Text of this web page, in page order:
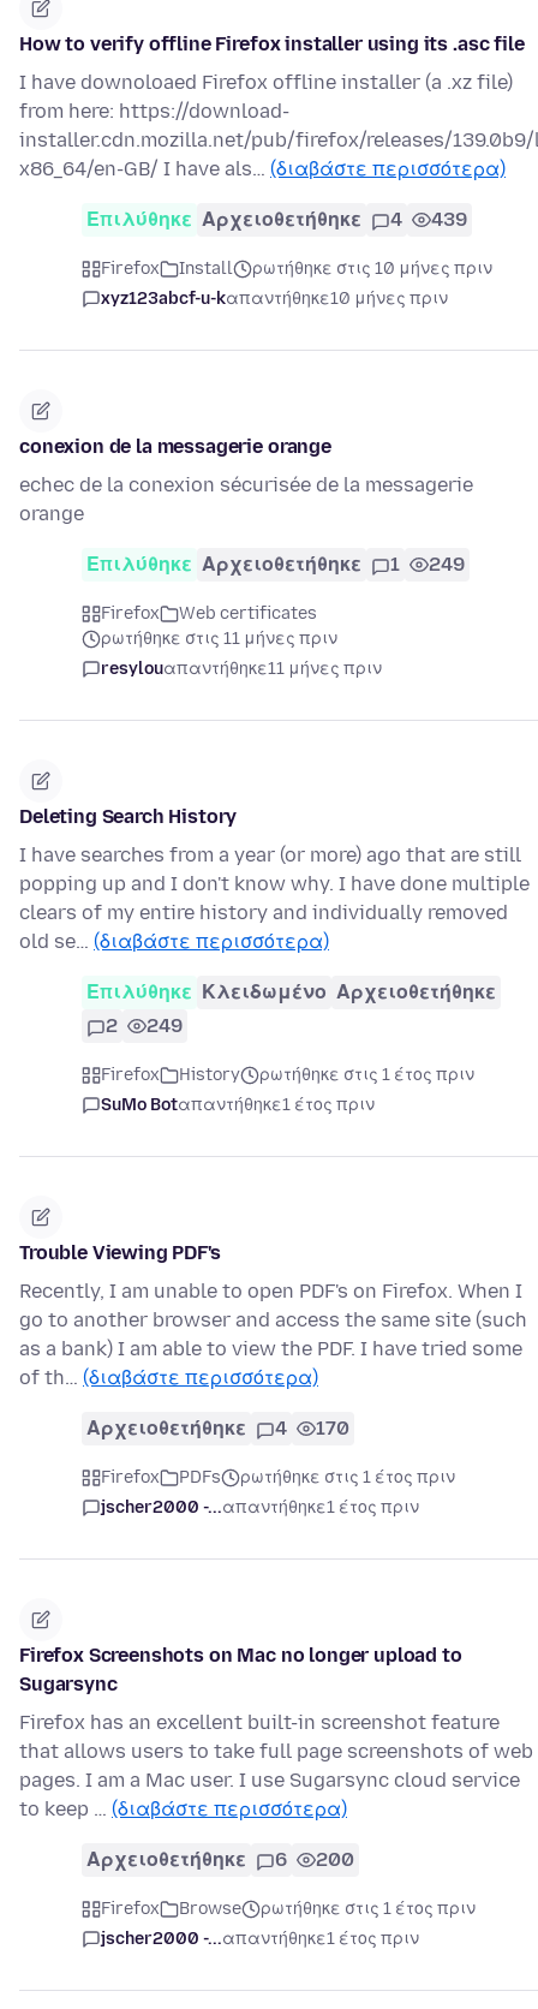
How to verify offline Firefox installer using its .asc file
I have downoloaed Firefox offline installer (a .xz file)
from here: https://download-
installer.cdn.mozilla.net/pub/firefox/releases/
x86_64/en-GB/ I have als… (διαβάστε περισσότερα)
Επιλύθηκε Αρχειοθετήθηκε 4 439
Firefox Install
ρωτήθηκε στις 10 μήνες πριν
xyz123abcf-u-kαπαντήθηκε10 μήνες πριν
conexion de la messagerie orange
echec de la conexion sécurisée de la messagerie
orange
Επιλύθηκε Αρχειοθετήθηκε 1 249
Firefox
Web certificates
ρωτήθηκε στις 11 μήνες πριν
resylouαπαντήθηκε11 μήνες πριν
Deleting Search History
I have searches from a year (or more) ago that are still
popping up and I don't know why. I have done multiple
clears of my entire history and individually removed
old se… (διαβάστε περισσότερα)
Επιλύθηκε Κλειδωμένο Αρχειοθετήθηκε
2
249
Firefox History
ρωτήθηκε στις 1 έτος πριν
SuMo Botαπαντήθηκε1 έτος πριν
Trouble Viewing PDF's
Recently, I am unable to open PDF's on Firefox. When I
go to another browser and access the same site (such
as a bank) I am able to view the PDF. I have tried some
of th… (διαβάστε περισσότερα)
Αρχειοθετήθηκε 4 170
Firefox PDFs
ρωτήθηκε στις 1 έτος πριν
jscher2000 -...απαντήθηκε1 έτος πριν
Firefox Screenshots on Mac no longer upload to
Sugarsync
Firefox has an excellent built-in screenshot feature
that allows users to take full page screenshots of web
pages. I am a Mac user. I use Sugarsync cloud service
to keep … (διαβάστε περισσότερα)
Αρχειοθετήθηκε 6 200
Firefox Browse
ρωτήθηκε στις 1 έτος πριν
jscher2000 -...απαντήθηκε1 έτος πριν